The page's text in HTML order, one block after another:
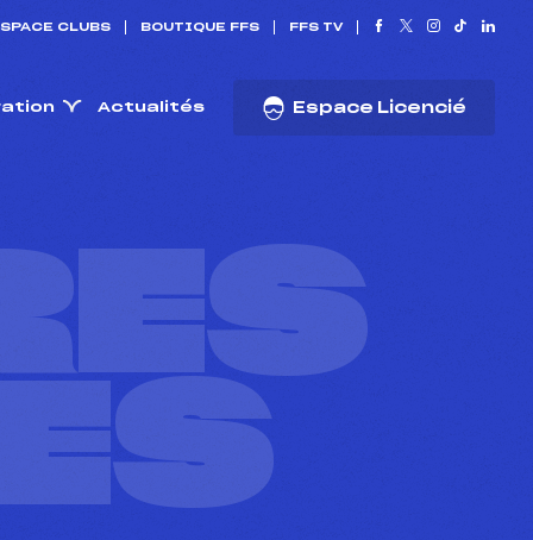
CLUBS BOUTIQUE FFS FFS TV
Actualités Espace Licencié